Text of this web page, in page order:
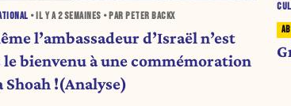
• IL Y A2 SEMAINES • PAR PETER BACKX
l’ambassadeur d’Israël n’est
le bienvenu à une commémoration
Shoah !(Analyse)